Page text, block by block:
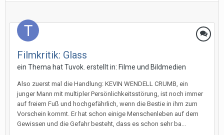
Filmkritik: Glass
ein Thema hatTuvok. erstellt in: Filme und Bildmedien
Also zuerst mal die Handlung: KEVIN WENDELL CRUMB, ein
junger Mann mit multipler Persönlichkeitsstörung, ist noch immer
auf freiem Fuß und hochgefährlich, wenn die Bestie in ihm zum
Vorschein kommt. Er hat schon einige Menschenleben auf dem
Gewissen und die Gefahr besteht, dass es schon sehr ba...